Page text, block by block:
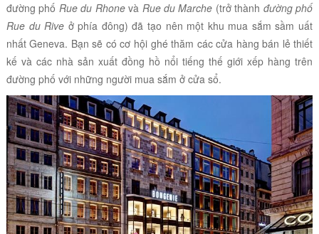
đường phố Rue du Rhonevà Rue du Marche (trở thành đường phố
Rue du Rive ở phía đông) đã tạo nên một khu mua sắm sầm uất
nhấtGeneva. Bạn sẽ có cơ hội ghé thăm các cửa hàng bán lẻ thiết
kế và các nhà sản xuất đồng hồ nổi tiếng thế giới xếp hàng trên
đường phố với những người mua sắm ở cửa sổ.